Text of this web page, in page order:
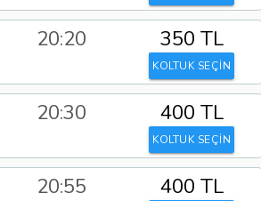
20:20 350 TL
KOLTUK SEÇİN
20:30 400 TL
KOLTUK SEÇİN
20:55 400 TL